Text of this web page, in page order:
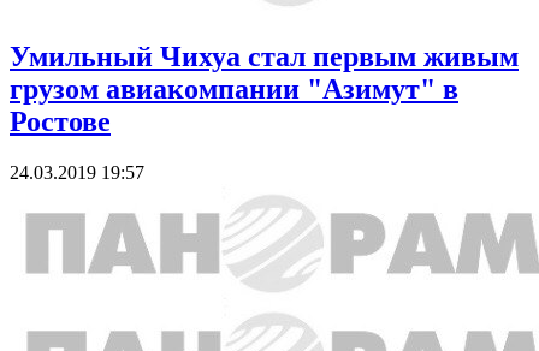
Умильный Чихуа стал первым живым
грузом авиакомпании "Азимут" в
Ростове
24.03.2019 19:57